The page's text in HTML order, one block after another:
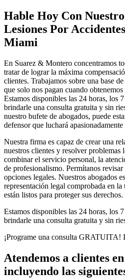
Hable Hoy Con
Lesiones Por
Miami
En Suarez & Montero concentramos
tratar de lograr la máxima
clientes. Trabajamos sobre una base
que solo nos pagan cuando
Estamos disponibles las 24 horas, los
brindarle una consulta gratuita y sin
nuestro bufete de abogados, puede
defensor que luchará
Nuestra firma es capaz de crear una
nuestros clientes y resolver problemas
combinar el servicio personal, la
de profesionalismo. Permítanos revisar
opciones legales. Nuestros abogados
representación legal comprobada en
están listos para proteger sus derechos.
Estamos disponibles las 24 horas, los
brindarle una consulta gratuita y sin
¡Programe una consulta GRATUITA!
Atendemos a clientes
incluyendo las